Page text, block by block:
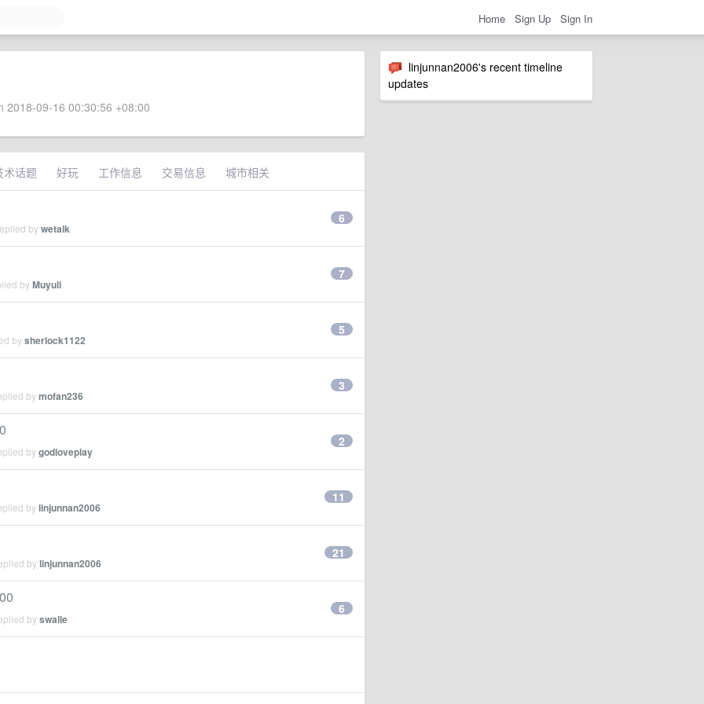
Home Sign Up Sign In
linjunnan2006's recent timeline
updates
2018-09-16 00:30:56 +08:00
术话题 好玩 工作信息 交易信息 城市相关
bywetalk
6
byMuyuli
7
bysherlock1122
5
bymofan236
3
bygodloveplay
2
bylinjunnan2006
11
bylinjunnan2006
21
byswalle
6